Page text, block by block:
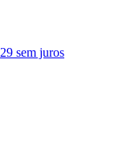
sem juros